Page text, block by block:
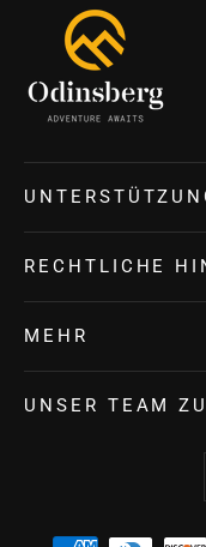
RECHTLICHE
MEHR
UNSER TEAM